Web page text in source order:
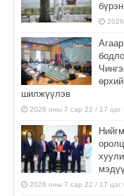
шилжүүлэв
2026 оны 7 сар 22 / 17 цаг
2026 оны 7 сар 22 / 17 цаг